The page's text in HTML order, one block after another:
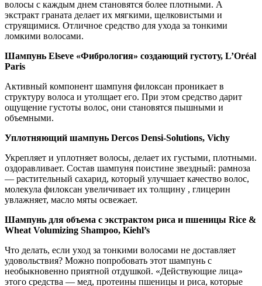
волосы с каждым днем становятся более плотными. А
экстракт граната делает их мягкими, щелковистыми и
струящимися. Отличное средство для ухода за тонкими
ломкими волосами.
Шампунь Elseve «Фибрология» создающий густоту, L’Oréal
Paris
Активный компонент шампуня филоксан проникает в
структуру волоса и утолщает его. При этом средство дарит
ощущение густоты волос, они становятся пышными и
объемными.
Уплотняющий шампунь Dercos Densi-Solutions, Vichy
Укрепляет и уплотняет волосы, делает их густыми, плотными.
оздоравливает. Состав шампуня поистине звездный: рамноза
— растительный сахарид, который улучшает качество волос,
молекула филоксан увеличивает их толщину , глицерин
увлажняет, масло мяты освежает.
Шампунь для объема с экстрактом риса и пшеницы Rice &
Wheat Volumizing Shampoo, Kiehl’s
Что делать, если уход за тонкими волосами не доставляет
удовольствия? Можно попробовать этот шампунь с
необыкновенно приятной отдушкой. «Действующие лица»
этого средства — мед, протеины пшеницы и риса, которые